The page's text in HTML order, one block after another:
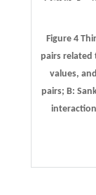
Figure 4
pairs related
values,
pairs; B: